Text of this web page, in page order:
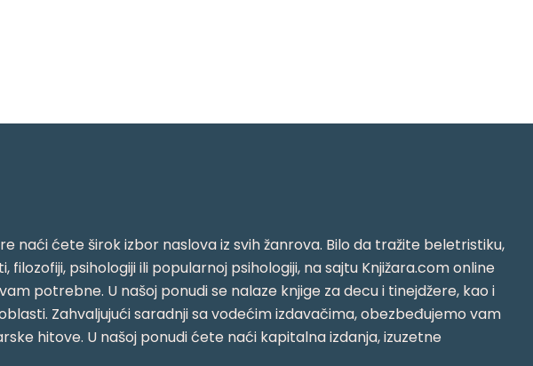
naći ćete širok izbor naslova iz svih žanrova. Bilo da tražite beletristiku,
psihologiji ili popularnoj psihologiji, na sajtu Knjižara.com online
potrebne. U našoj ponudi se nalaze knjige za decu i tinejdžere, kao i
Zahvaljujući saradnji sa vodećim izdavačima, obezbeđujemo vam
hitove. U našoj ponudi ćete naći kapitalna izdanja, izuzetne